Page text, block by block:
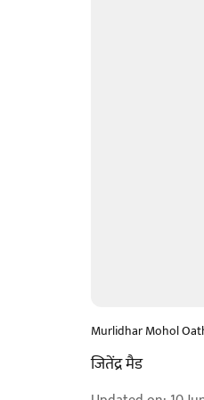
Murlidhar Mohol
जितेंद्र मैड